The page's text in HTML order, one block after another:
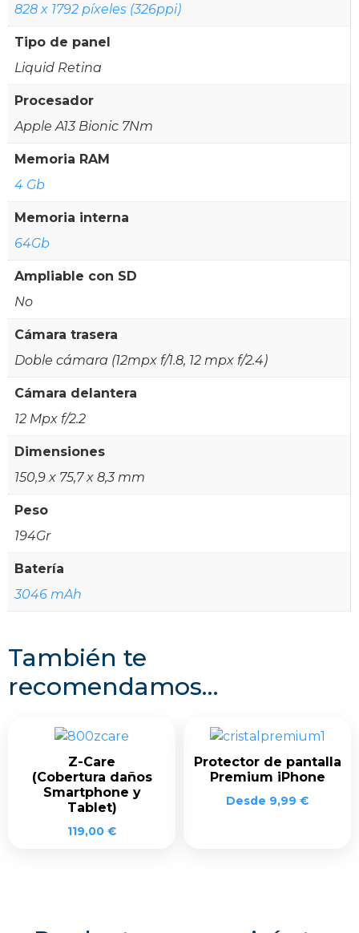
828 x 1792 píxeles (326ppi)
Tipo de panel
Liquid Retina
Procesador
Apple A13 Bionic 7Nm
Memoria RAM
4 Gb
Memoria interna
64Gb
Ampliable con SD
No
Cámara trasera
Doble cámara (12mpx f/1.8, 12 mpx f/2.4)
Cámara delantera
12 Mpx f/2.2
Dimensiones
150,9 x 75,7 x 8,3 mm
Peso
194Gr
Batería
3046 mAh
También te
recomendamos…
Z-Care
(Cobertura daños
Smartphone y
Tablet)
119,00 €
Protector de pantalla
Premium iPhone
Desde 9,99 €